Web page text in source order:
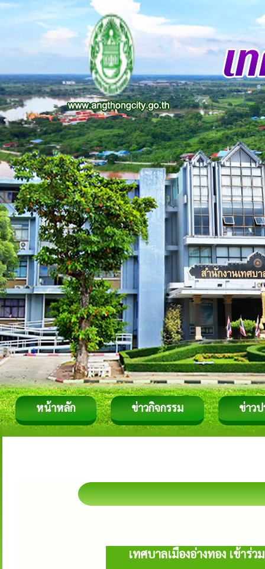
หน้าหลัก ข่าวกิจกรรม ข่าว
เทศบาลเมืองอ่างทอง เข้าร่